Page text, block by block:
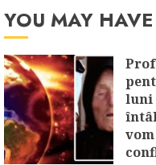
YOU MAY
luni